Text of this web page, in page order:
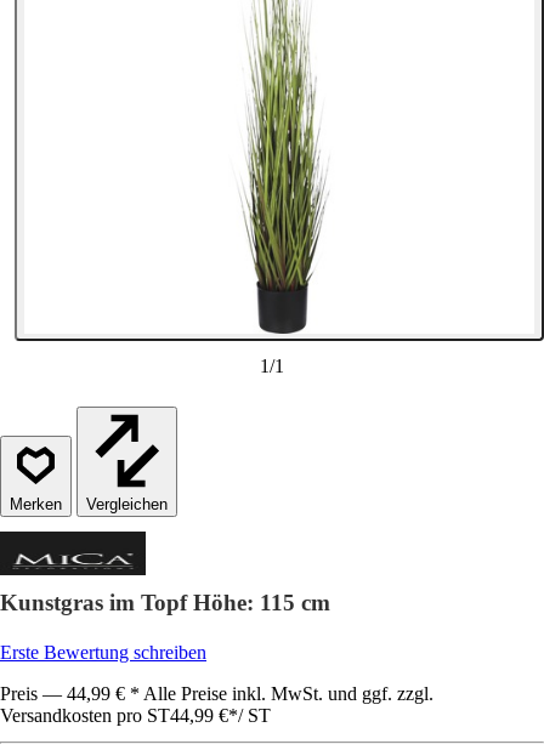
1/1
Vergleichen
Kunstgras im Topf Höhe: 115 cm
Erste Bewertung schreiben
Preis — 44,99 € * Alle Preise inkl. MwSt. und ggf. zzgl.
Versandkosten pro ST44,99 €*/ ST